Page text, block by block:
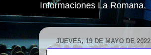
Informaciones La Romana.
JUEVES, 19 DE MAYO DE 2022